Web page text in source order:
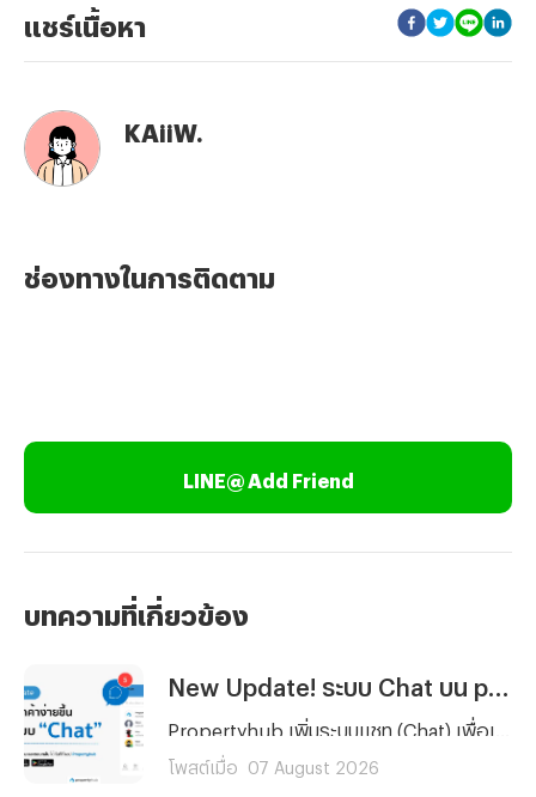
แชร์เนื้อหา
KAiiW.
ช่องทางในการติดตาม
LINE@ Add Friend
บทความที่เกี่ยวข้อง
โพสต์เมื่อ 07 August 2026